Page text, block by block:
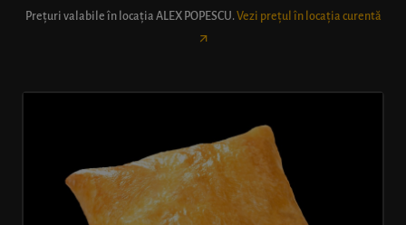
Prețuri valabile în locația ALEX POPESCU. Vezi prețul în locația curentă